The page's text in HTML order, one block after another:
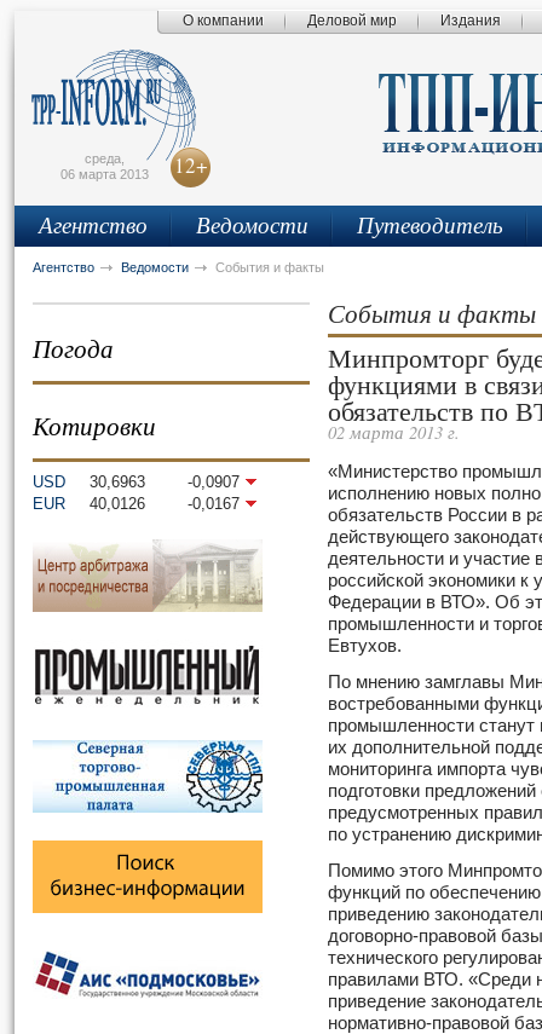
О компании Деловой мир Издания
среда,
06 марта 2013
12+
Агентство Ведомости Путеводитель
Агентство Ведомости События и факты
Погода
Котировки
USD 30,6963
-0,0907
EUR
40,0126 -0,0167
События и факты
Минпромторг
функциями в
обязательств по
02 марта 2013 г.
«Министерство
исполнению новых
обязательств России в
действующего
деятельности и участие
российской экономики к
Федерации в ВТО». Об
промышленности и
Евтухов.
По мнению замглавы
востребованными
промышленности станут
их дополнительной
мониторинга импорта
подготовки
предусмотренных
по устранению
Помимо этого
функций по
приведению
договорно-правовой
технического
правилами ВТО. «Среди
приведение
нормативно-правовой